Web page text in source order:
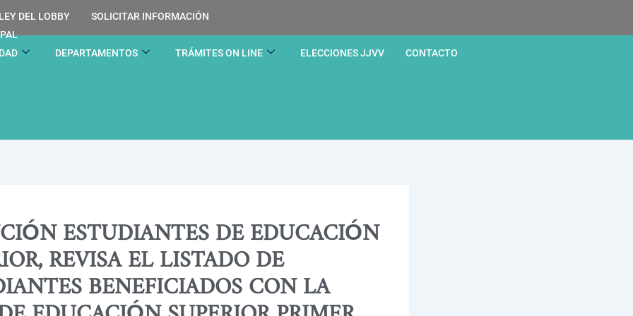
LEY DEL LOBBY
SOLICITAR INFORMACIÓN
DEPARTAMENTOS TRÁMITES ON LINE ELECCIONES JJVV CONTACTO
ESTUDIANTES DE EDUCACIÓN
REVISA EL LISTADO DE
BENEFICIADOS CON LA